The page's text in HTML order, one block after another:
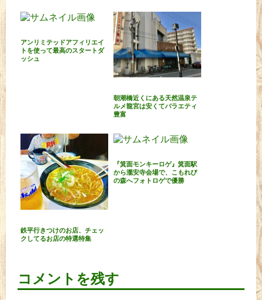
アンリミテッドアフィリエイ
トを使って最高のスタートダ
ッシュ
朝潮橋近くにある天然温泉テ
ルメ龍宮は安くてバラエティ
豊富
鉄平行きつけのお店、チェッ
クしてるお店の特選特集
『箕面モンキーロゲ』箕面駅
から瀧安寺会場で、こもれび
の森へフォトロゲで優勝
コメントを残す